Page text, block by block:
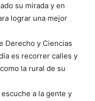
su mirada y en
lograr una mejor
Derecho y Ciencias
es recorrer calles y
la rural de su
a la gente y